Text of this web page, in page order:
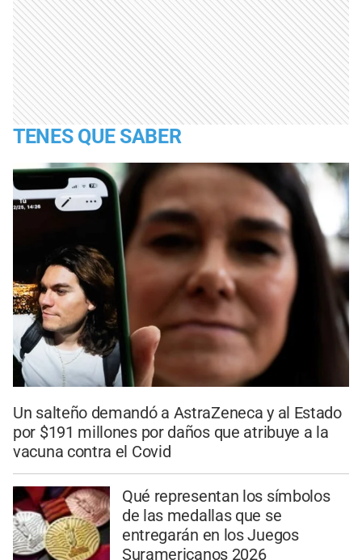
TENES QUE SABER
Un salteño demandó a AstraZeneca y al Estado
por $191 millones por daños que atribuye a la
vacuna contra el Covid
Qué representan los símbolos
de las medallas que se
entregarán en los Juegos
Suramericanos 2026